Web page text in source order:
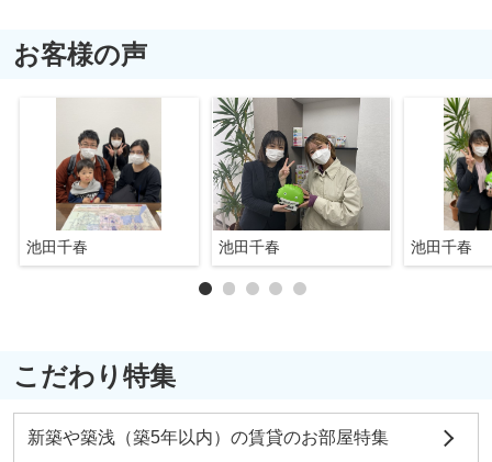
お客様の声
池田千春 池田千春 池田千春
こだわり特集
新築や築浅（築5年以内）の賃貸のお部屋特集